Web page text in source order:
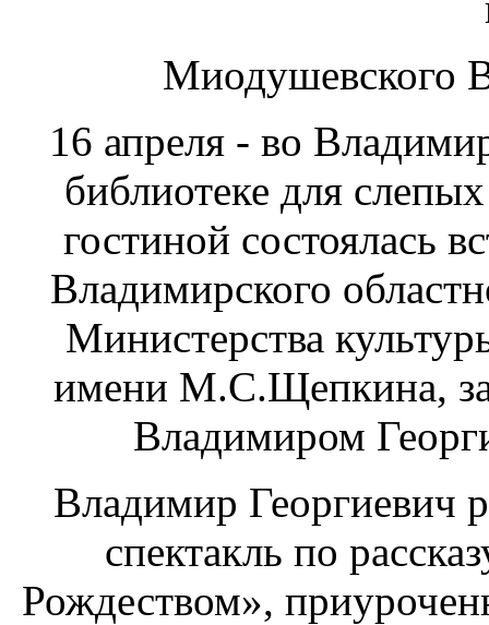
Миодушевского
16 апреля - во
библиотеке для
гостиной состоялась
Владимирского
Министерства
имени М.С.Щепкина,
Владимиром
Владимир Георгиевич
спектакль по
Рождеством»,